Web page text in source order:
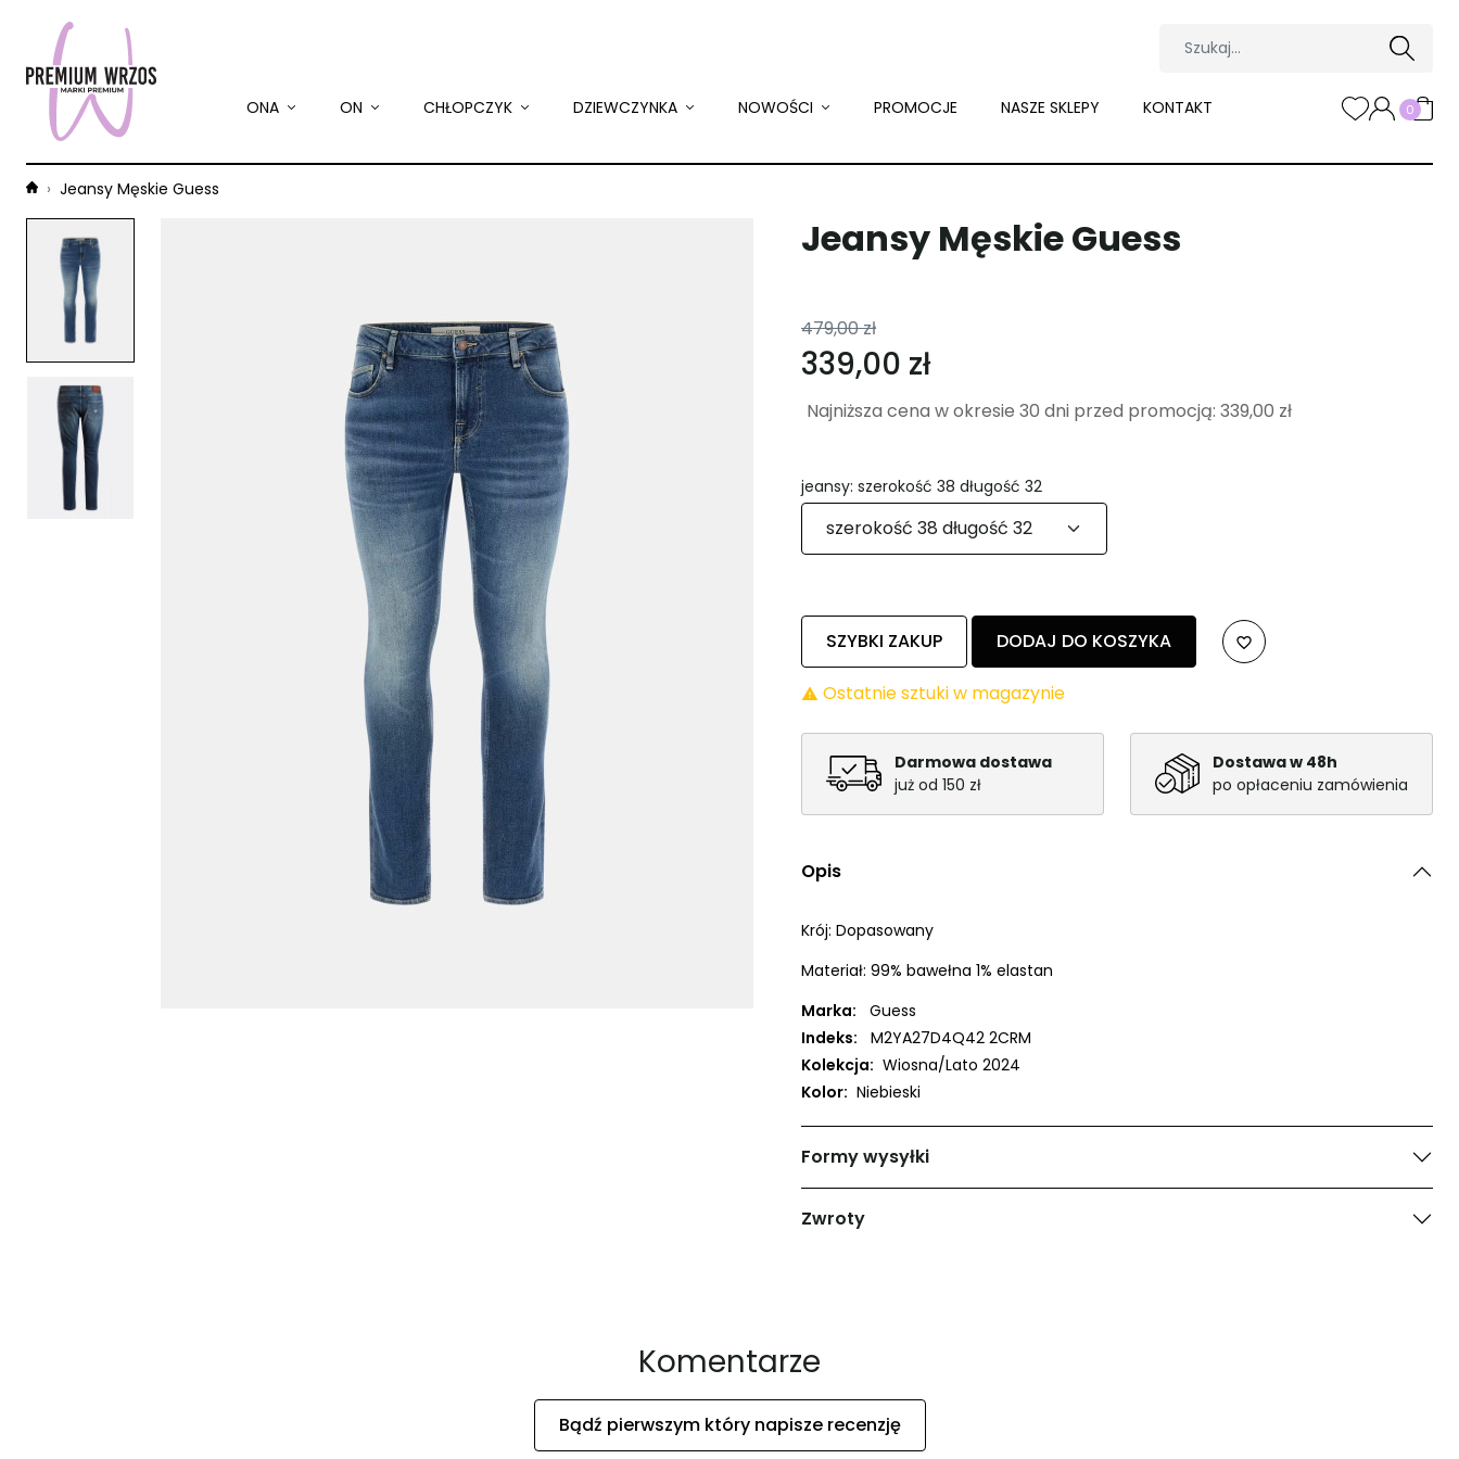
ONA ON CHŁOPCZYK DZIEWCZYNKA NOWOŚCI PROMOCJE NASZE SKLEPY KONTAKT 0
Jeansy Męskie Guess
Jeansy Męskie Guess
479,00 zł
339,00 zł
Najniższa cena w okresie 30 dni przed promocją: 339,00 zł
jeansy: szerokość 38 długość 32
SZYBKI ZAKUP DODAJ DO KOSZYKA favorite_border
 Ostatnie sztuki w magazynie
Darmowa dostawa
już od 150 zł
Dostawa w 48h
po opłaceniu zamówienia
Opis
Krój: Dopasowany
Materiał: 99% bawełna 1% elastan
Marka:
Guess
Indeks:
M2YA27D4Q42 2CRM
Kolekcja: Wiosna/Lato 2024
Kolor: Niebieski
Formy wysyłki
Zwroty
Komentarze
Bądź pierwszym który napisze recenzję